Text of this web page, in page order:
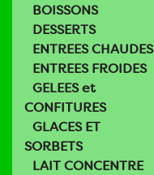
BOISSONS
DESSERTS
ENTREES CHAUDES
ENTREES FROIDES
GELEES et
CONFITURES
GLACES ET
SORBETS
LAIT CONCENTRE